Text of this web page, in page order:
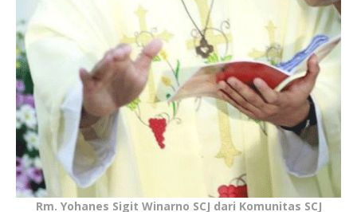
Rm. Yohanes Sigit Winarno SCJ dari Komunitas SCJ